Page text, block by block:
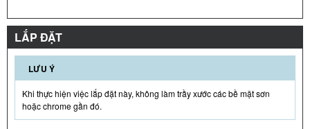
LẮP ĐẶT
LƯU Ý
Khi thực hiện việc lắp đặt này, không làm trầy xước các bề mặt sơn
hoặc chrome gần đó.